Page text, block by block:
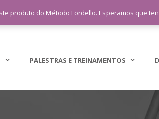
PALESTRAS E TREINAMENTOS
produto do Método Lordello. Esperamos que